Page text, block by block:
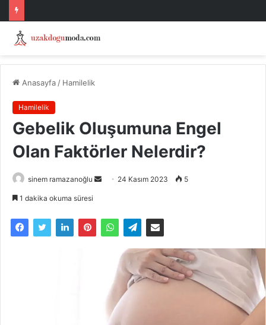
Anasayfa / Hamilelik
Hamilelik
Gebelik Oluşumuna Engel
Olan Faktörler Nelerdir?
sinem ramazanoğlu
Bir
göndermek
24 Kasım 2023 5
1 dakika okuma süresi